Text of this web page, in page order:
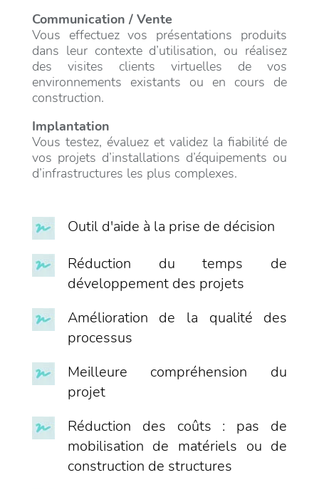
Communication / Vente
Vous effectuez vos présentations produits
dans leur contexte d’utilisation, ou réalisez
des visites clients virtuelles de vos
environnements existants ou en cours de
construction.
Implantation
Vous testez, évaluez et validez la fiabilité de
vos projets d’installations d’équipements ou
d’infrastructures les plus complexes.
Outil d'aide à la prise de décision
Réduction du temps de
développement des projets
Amélioration de la qualité des
processus
Meilleure compréhension du
projet
Réduction des coûts : pas de
mobilisation de matériels ou de
construction de structures